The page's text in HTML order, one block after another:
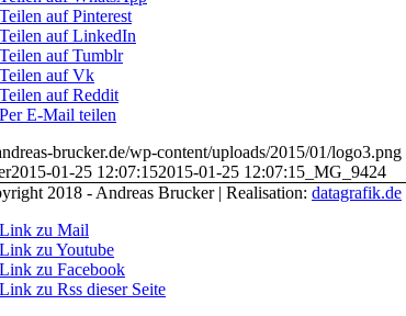
Teilen auf Pinterest
Teilen auf LinkedIn
Teilen auf Tumblr
Teilen auf Vk
Teilen auf Reddit
Per E-Mail teilen
brucker.de/wp-content/uploads/2015/01/logo3.png
2015-01-25 12:07:152015-01-25 12:07:15 _MG_9424
2018 - Andreas Brucker | Realisation: datagrafik.de
Link zu Mail
Link zu Youtube
Link zu Facebook
Link zu Rss dieser Seite